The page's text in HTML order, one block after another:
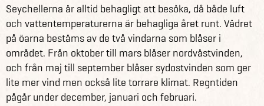
Se alla våra andra fantastiska reseförslag till
Seychellerna här
Seychellerna är alltid behagligt att besöka, då både luft
och vattentemperaturerna är behagliga året runt. Vädret
på öarna bestäms av de två vindarna som blåser i
området. Från oktober till mars blåser nordvästvinden,
och från maj till september blåser sydostvinden som ger
lite mer vind men också lite torrare klimat. Regntiden
pågår under december, januari och februari.